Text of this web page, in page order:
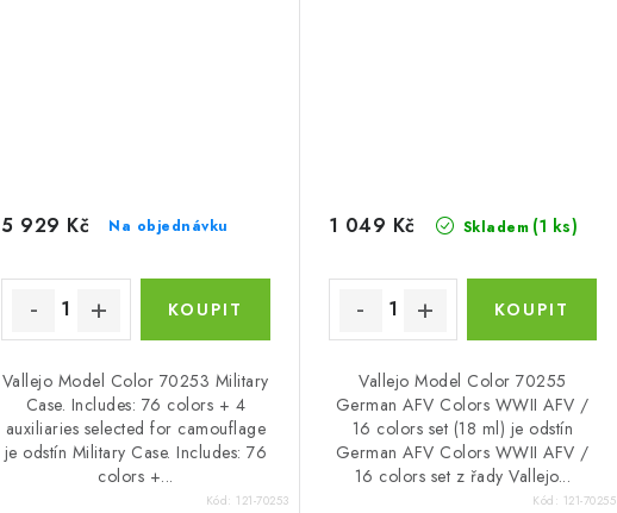
Na objednávku
5 929 Kč
Vallejo Model Color 70253 Military
Case. Includes: 76 colors + 4
auxiliaries selected for camouflage
je odstín Military Case. Includes: 76
colors +...
Kód: 121-70253
Skladem (1 ks)
1 049 Kč
Vallejo Model Color 70255
German AFV Colors WWII AFV /
16 colors set (18 ml) je odstín
German AFV Colors WWII AFV /
16 colors set z řady Vallejo...
Kód: 121-70255